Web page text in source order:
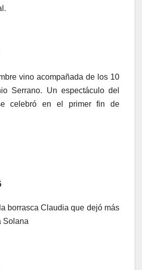
vino acompañada de los 10
Serrano. Un espectáculo del
celebró en el primer fin de
borrasca Claudia que dejó más
Solana